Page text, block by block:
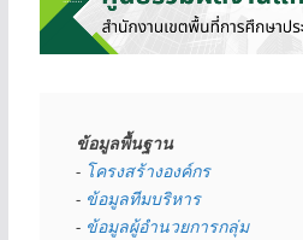
ข้อมูลพื้นฐาน
- โครงสร้างองค์กร
- ข้อมูลทีมบริหาร
- ข้อมูลผู้อำนวยการกลุ่ม